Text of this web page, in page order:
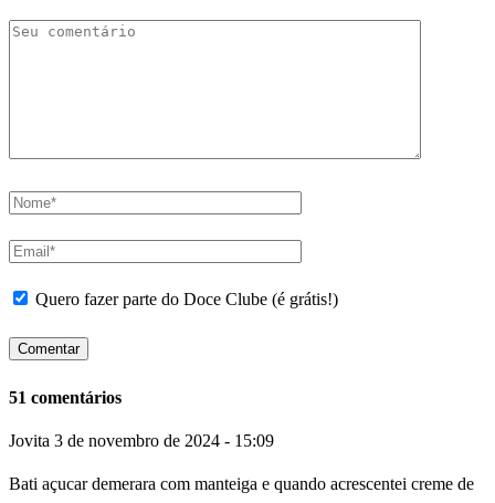
Quero fazer parte do Doce Clube (é grátis!)
51 comentários
Jovita 3 de novembro de 2024 - 15:09
Bati açucar demerara com manteiga e quando acrescentei creme de